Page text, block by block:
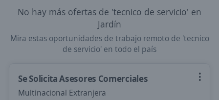
No hay más ofertas de 'tecnico de servicio' en
Jardín
Mira estas oportunidades de trabajo remoto de 'tecnico
de servicio' en todo el país
Se Solicita Asesores Comerciales
Multinacional Extranjera